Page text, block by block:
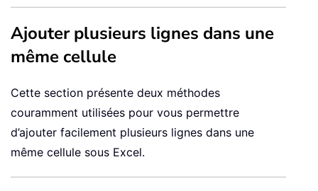
Ajouter plusieurs lignes dans une
même cellule
Cette section présente deux méthodes
couramment utilisées pour vous permettre
d’ajouter facilement plusieurs lignes dans une
même cellule sous Excel.